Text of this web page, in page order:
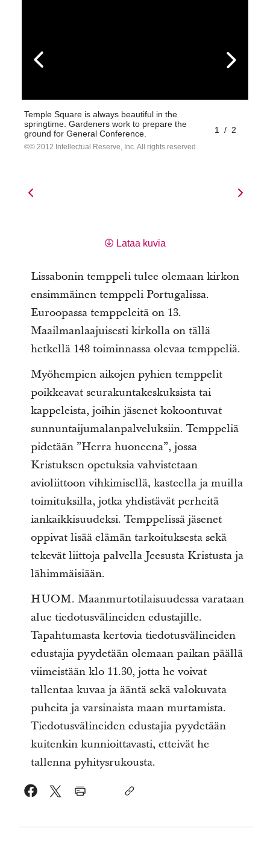
Temple Square is always beautiful in the
springtime. Gardeners work to prepare the
ground for General Conference.
© 2012 Intellectual Reserve, Inc. All rights reserved.
1 / 2
Lataa kuvia
Lissabonin temppeli tulee olemaan kirkon
ensimmäinen temppeli Portugalissa.
Euroopassa temppeleitä on 13.
Maailmanlaajuisesti kirkolla on tällä
hetkellä 148 toiminnassa olevaa temppeliä.
Myöhempien aikojen pyhien temppelit
poikkeavat seurakuntakeskuksista tai
kappeleista, joihin jäsenet kokoontuvat
sunnuntaijumalanpalveluksiin. Temppeliä
pidetään ”Herra huoneena”, jossa
Kristuksen opetuksia vahvistetaan
avioliittoon vihkimisellä, kasteella ja muilla
toimituksilla, jotka yhdistävät perheitä
iankaikkisuudeksi. Temppelissä jäsenet
oppivat lisää elämän tarkoituksesta sekä
tekevät liittoja palvella Jeesusta Kristusta ja
lähimmäisiään.
HUOM. Maanmurtotilaisuudessa varataan
alue tiedotusvälineiden edustajille.
Tapahtumasta kertovia tiedotusvälineiden
edustajia pyydetään olemaan paikan päällä
viimeistään klo 11.30, jotta he voivat
tallentaa kuvaa ja ääntä sekä valokuvata
puheita ja varsinaista maan murtamista.
Tiedotusvälineiden edustajia pyydetään
kuitenkin kunnioittavasti, etteivät he
tallenna pyhitysrukousta.